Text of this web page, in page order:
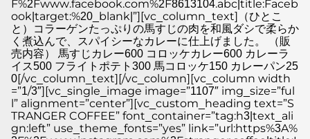
F%2Fwww.facebook.com%2F8613104.abc|title:Faceb
ook|target:%20_blank|”][vc_column_text]（ひとこ
と）コラーゲンたっぷりの馬すじの肉を和風ダシで柔らか
く煮込んで、スパイシーなカレーに仕上げました。 （販
売内容） 馬すじカレー600 コロッケカレー600 カレーラ
イス500 フライトポテト300 馬コロッケ150 カレーパン25
0[/vc_column_text][/vc_column][vc_column width
=”1/3″][vc_single_image image=”1107″ img_size=”ful
l” alignment=”center”][vc_custom_heading text=”S
TRANGER COFFEE” font_container=”tag:h3|text_ali
gn:left” use_theme_fonts=”yes” link=”url:https%3A%